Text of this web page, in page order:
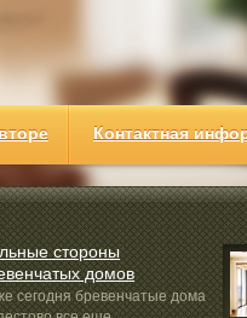
Контактная
стороны
домов
сегодня бревенчатые дома